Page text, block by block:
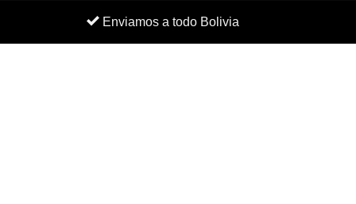
Enviamos a todo Bolivia